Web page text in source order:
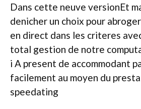
Dans cette neuve versionEt
denicher un choix pour
en direct dans les criteres
total gestion de notre
i A present de accommodant
facilement au moyen du
speedating